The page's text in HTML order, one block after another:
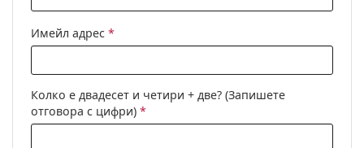
Предназначение: Мода
Код:
Tawia Orange Tigris Olive
Имейл адрес *
Колко е двадесет и четири + две? (Запишете
отговора с цифри) *